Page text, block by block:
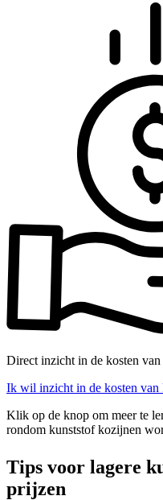
Direct inzicht in de kosten
Ik wil inzicht in de kosten van
Klik op de knop om meer te
rondom kunststof kozijnen
Tips voor lagere
prijzen